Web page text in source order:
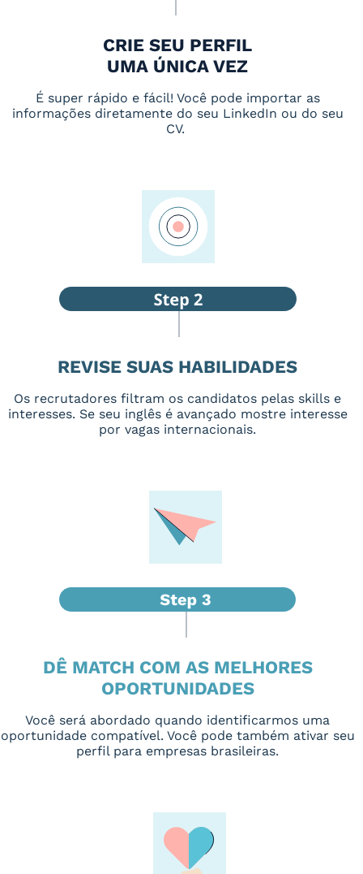
CRIE SEU PERFIL
UMA ÚNICA VEZ
É super rápido e fácil! Você pode importar as
informações diretamente do seu LinkedIn ou do seu
CV.
REVISE SUAS HABILIDADES
Os recrutadores filtram os candidatos pelas skills e
interesses. Se seu inglês é avançado mostre interesse
por vagas internacionais.
DÊ MATCH COM AS MELHORES
OPORTUNIDADES
Você será abordado quando identificarmos uma
oportunidade compatível. Você pode também ativar seu
perfil para empresas brasileiras.